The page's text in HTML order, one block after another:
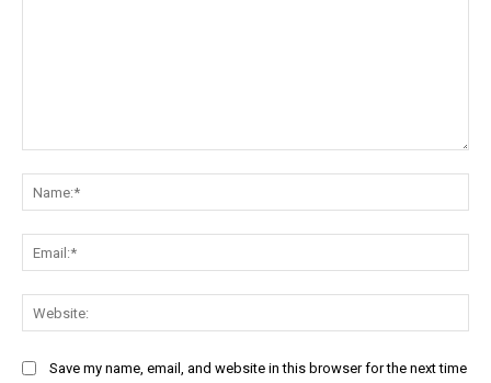
Save my name, email, and website in this browser for the next time